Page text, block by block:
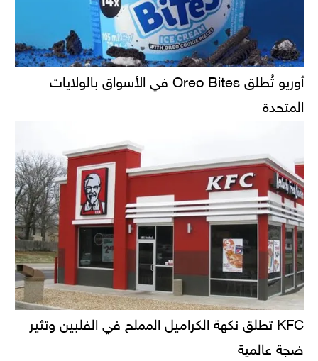
أوريو تُطلق Oreo Bites في الأسواق بالولايات
المتحدة
KFC تطلق نكهة الكراميل المملح في الفلبين وتثير
ضجة عالمية